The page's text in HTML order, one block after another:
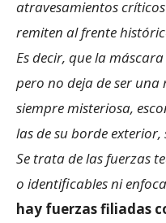
atravesamientos
remiten al frente
Es decir, que la
pero no deja de ser una
siempre misteriosa,
las de su borde
Se trata de las fuerzas
o identificables ni
hay fuerzas filiadas